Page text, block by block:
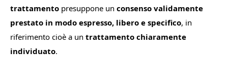
trattamento presuppone un consenso validamente
prestato in modo espresso, libero e specifico, in
riferimento cioè a un trattamento chiaramente
individuato.